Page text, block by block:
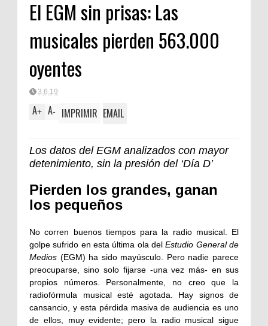
Clásica
El EGM sin prisas: Las
musicales pierden 563.000
oyentes
3.6.19
A+ A- IMPRIMIR EMAIL
Los datos del EGM analizados con mayor
detenimiento, sin la presión del ‘Día D’
Pierden los grandes, ganan
los pequeños
No corren buenos tiempos para la radio musical. El
golpe sufrido en esta última ola delEstudio General de
Medios (EGM) ha sido mayúsculo. Pero nadie parece
preocuparse, sino solo fijarse -una vez más- en sus
propios números. Personalmente, no creo que la
radiofórmula musical esté agotada. Hay signos de
cansancio, y esta pérdida masiva de audiencia es uno
de ellos, muy evidente; pero la radio musical sigue